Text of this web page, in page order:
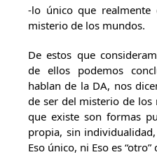
-lo único que
misterio de los mundos.
De estos que
de ellos podemos
hablan de la DA, nos
de ser del misterio de los
que existe son formas
propia, sin
Eso único, ni Eso es